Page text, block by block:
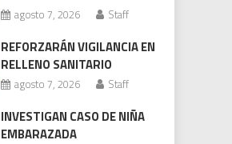
agosto 7, 2026 Staff
REFORZARÁN VIGILANCIA EN
RELLENO SANITARIO
agosto 7, 2026 Staff
INVESTIGAN CASO DE NIÑA
EMBARAZADA